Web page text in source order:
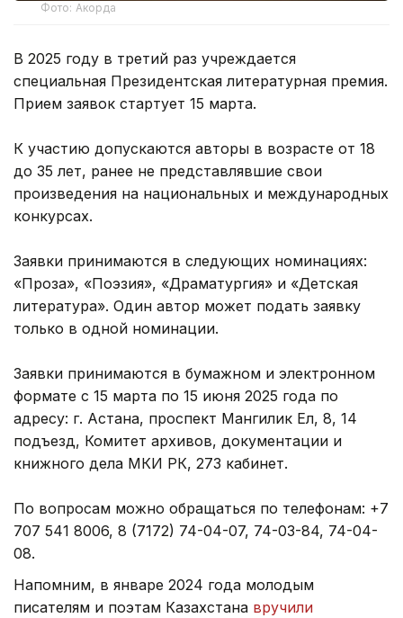
Фото: Акорда
В 2025 году в третий раз учреждается
специальная Президентская литературная премия.
Прием заявок стартует 15 марта.
К участию допускаются авторы в возрасте от 18
до 35 лет, ранее не представлявшие свои
произведения на национальных и международных
конкурсах.
Заявки принимаются в следующих номинациях:
«Проза», «Поэзия», «Драматургия» и «Детская
литература». Один автор может подать заявку
только в одной номинации.
Заявки принимаются в бумажном и электронном
формате с 15 марта по 15 июня 2025 года по
адресу: г. Астана, проспект Мангилик Ел, 8, 14
подъезд, Комитет архивов, документации и
книжного дела МКИ РК, 273 кабинет.
По вопросам можно обращаться по телефонам: +7
707 541 8006, 8 (7172) 74-04-07, 74-03-84, 74-04-
08.
Напомним, в январе 2024 года молодым
писателям и поэтам Казахстана вручили